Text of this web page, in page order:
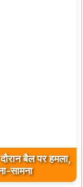
बैल पर हमला,
सामना
पंचायत जवाली में
अधिक से अधिक